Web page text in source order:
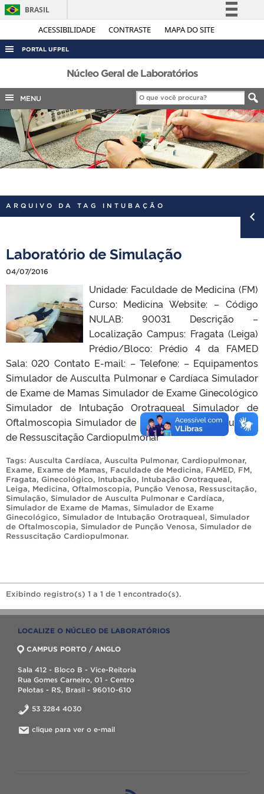
ACESSIBILIDADE CONTRASTE MAPA DO SITE
BRASIL
Simplifique!
Legislação
Canais
PORTAL UFPEL
ACESSO À INFORMAÇÃO
AUDITORIA
COBALTO
CONCURSOS
EDITAIS
INTERNACIONAL
PORTARIAS
Núcleo Geral de Laboratórios
MENU
ARQUIVO DA TAG INTUBAÇÃO
Laboratório de Simulação
04/07/2016
Unidade: Faculdade de Medicina (FM)
Curso: Medicina Website: – Código
NULAB: 90031 Descrição –
Localização Campus: Fragata (Leiga)
Prédio/Bloco: Prédio 4 da FAMED
Sala: 020 Contato E-mail: – Telefone: – Equipamentos
Simulador de Ausculta Pulmonar e Cardíaca Simulador
de Exame de Mamas Simulador de Exame Ginecológico
Simulador de Intubação Orotraqueal Simulador de
Oftalmoscopia Simulador de Punção Venosa Simulador
de Ressuscitação Cardiopulmonar
Tags: Ausculta Cardíaca, Ausculta Pulmonar, Cardiopulmonar,
Exame, Exame de Mamas, Faculdade de Medicina, FAMED, FM,
Fragata, Ginecológico, Intubação, Intubação Orotraqueal,
Leiga, Medicina, Oftalmoscopia, Punção Venosa, Ressuscitação,
Simulação, Simulador de Ausculta Pulmonar e Cardíaca,
Simulador de Exame de Mamas, Simulador de Exame
Ginecológico, Simulador de Intubação Orotraqueal, Simulador
de Oftalmoscopia, Simulador de Punção Venosa, Simulador de
Ressuscitação Cardiopulmonar.
Exibindo registro(s) 1 a 1 de 1 encontrado(s).
LOCALIZE O NÚCLEO DE LABORATÓRIOS
CAMPUS PORTO / ANGLO
Sala 412 - Bloco B - Vice-Reitoria
Rua Gomes Carneiro, 01 - Centro
Pelotas - RS, Brasil - 96010-610
53 3284 4030
clique para ver o e-mail